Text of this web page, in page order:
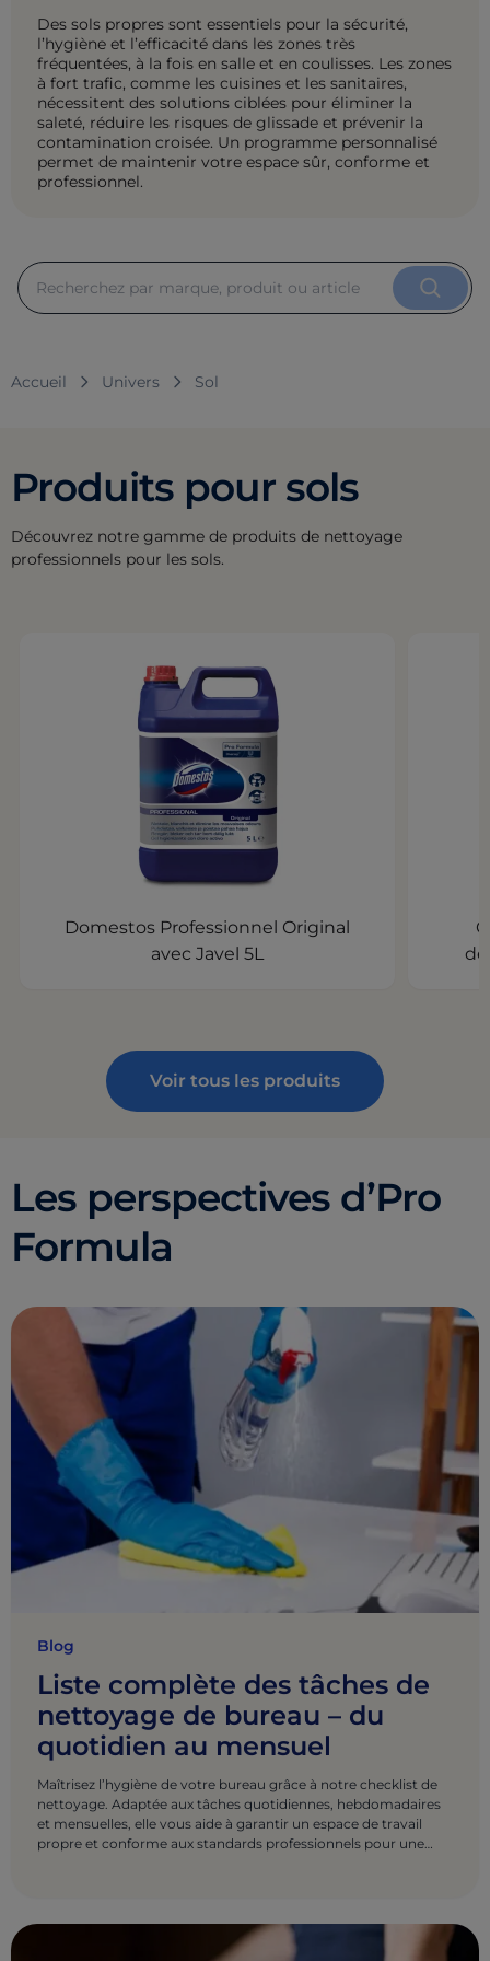
Des sols propres sont essentiels pour la sécurité,
l’hygiène et l’efficacité dans les zones très
fréquentées, à la fois en salle et en coulisses. Les zones
à fort trafic, comme les cuisines et les sanitaires,
nécessitent des solutions ciblées pour éliminer la
saleté, réduire les risques de glissade et prévenir la
contamination croisée. Un programme personnalisé
permet de maintenir votre espace sûr, conforme et
professionnel.
Accueil Univers Sol
Produits pour sols
Découvrez notre gamme de produits de nettoyage
professionnels pour les sols.
Domestos Professionnel Original
avec Javel 5L
Voir tous les produits
Les perspectives d’Pro
Formula
Blog
Liste complète des tâches de
nettoyage de bureau – du
quotidien au mensuel
Maîtrisez l’hygiène de votre bureau grâce à notre checklist de
nettoyage. Adaptée aux tâches quotidiennes, hebdomadaires
et mensuelles, elle vous aide à garantir un espace de travail
propre et conforme aux standards professionnels pour une